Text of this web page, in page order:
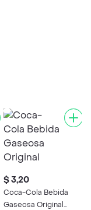
$ 3,20
Coca-Cola Bebida
Gaseosa Original